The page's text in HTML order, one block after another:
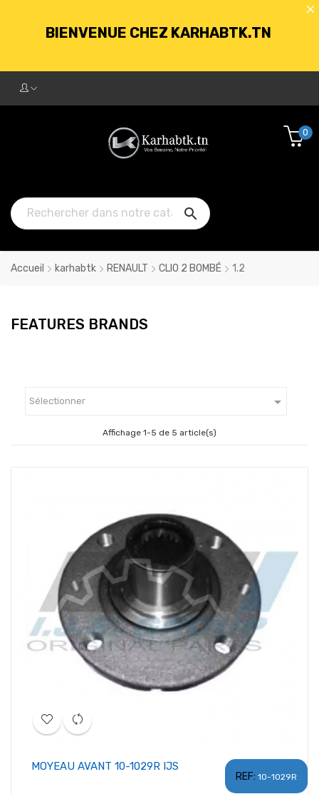
BIENVENUE CHEZ KARHABTK.TN
250DT D'ACHATS

0
Accueil karhabtk RENAULT CLIO 2 BOMBÉ 1.2
FEATURES BRANDS
Sélectionner 
Affichage 1-5 de 5 article(s)
REF: 10-1029R
MOYEAU AVANT 10-1029R IJS